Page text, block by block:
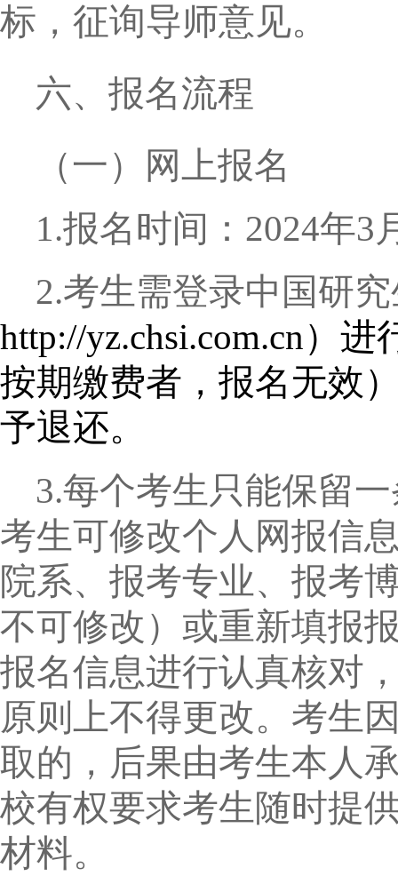
标，征询导师意见。
六、报名流程
（一）网上报名
1.报名时间： 2024年3
2.考生需登录中国研
http://yz.chsi.com.cn）进
按期缴费者，报名无效
予退还。
3.每个考生只能保留
考生可修改个人网报信
院系、报考专业、报考
不可修改）或重新填报
报名信息进行认真核对
原则上不得更改。考生
取的，后果由考生本人
校有权要求考生随时提
材料。